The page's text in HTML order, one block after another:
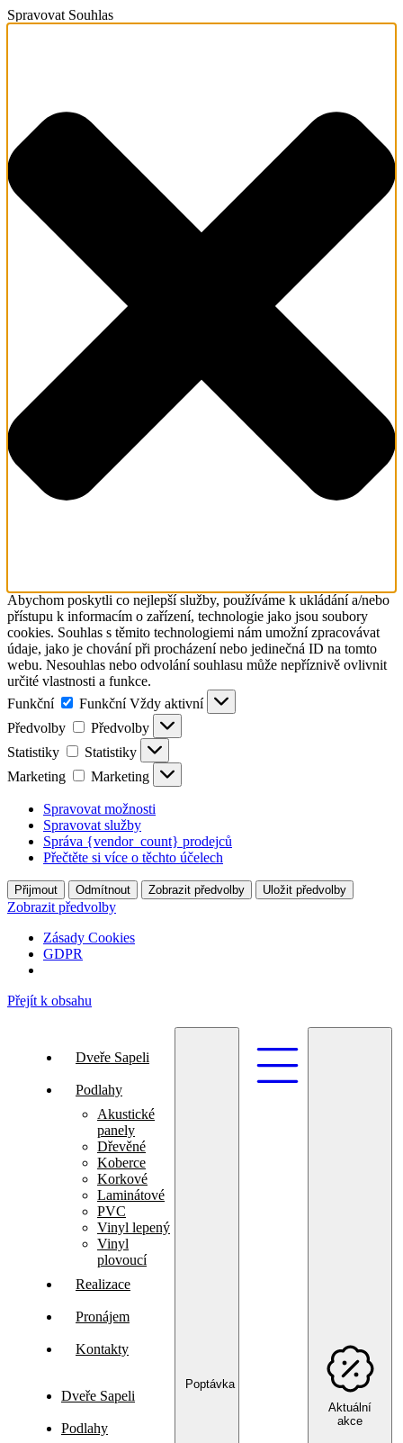
Spravovat Souhlas
Abychom poskytli co nejlepší služby, používáme k ukládání a/nebo
přístupu k informacím o zařízení, technologie jako jsou soubory
cookies. Souhlas s těmito technologiemi nám umožní zpracovávat
údaje, jako je chování při procházení nebo jedinečná ID na tomto
webu. Nesouhlas nebo odvolání souhlasu může nepříznivě ovlivnit
určité vlastnosti a funkce.
Funkční
Funkční Vždy aktivní
Předvolby
Předvolby
Statistiky
Statistiky
Marketing
Marketing
Spravovat možnosti
Spravovat služby
Správa {vendor_count} prodejců
Přečtěte si více o těchto účelech
Přijmout Odmítnout Zobrazit předvolby Uložit předvolby
Zobrazit předvolby
Zásady Cookies
GDPR
Přejít k obsahu
Dveře Sapeli
Podlahy
Akustické
panely
Dřevěné
Koberce
Korkové
Laminátové
PVC
Vinyl lepený
Vinyl
plovoucí
Realizace
Pronájem
Kontakty
Dveře Sapeli
Podlahy
Poptávka
Aktuální
akce